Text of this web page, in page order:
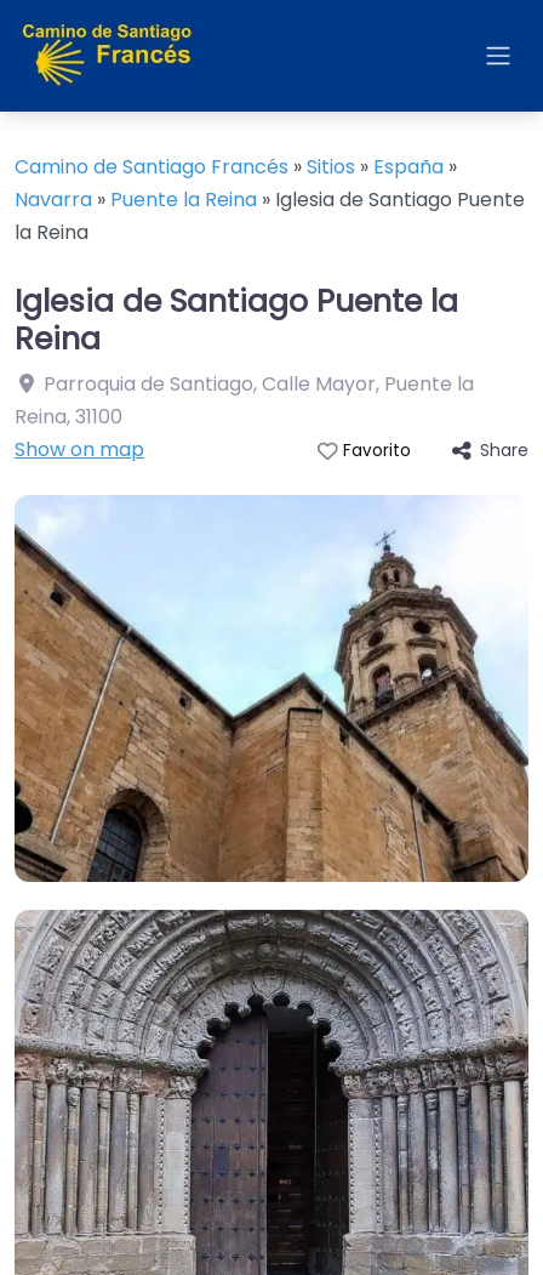
Camino de Santiago Francés »Sitios » España »
Navarra » Puente la Reina » Iglesia de Santiago Puente
la Reina
Iglesia de Santiago Puente la
Reina
Parroquia de Santiago, Calle Mayor, Puente la
Reina,31100
Show on map
Favorito Share